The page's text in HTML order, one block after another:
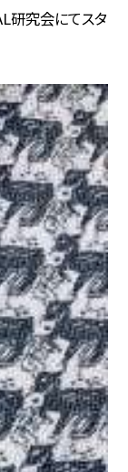
研究会にてスタ